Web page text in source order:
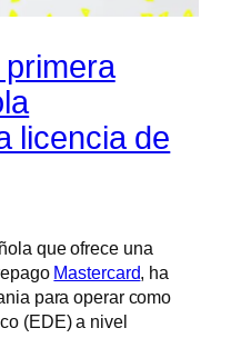
licencia de
que ofrece una
Mastercard, ha
para operar como
(EDE) a nivel